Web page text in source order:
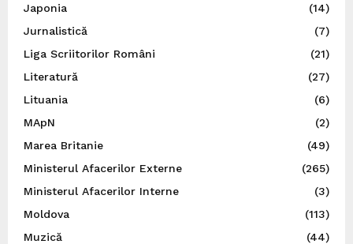
Japonia
(14)
Jurnalistică
(7)
Liga Scriitorilor Români
(21)
Literatură
(27)
Lituania
(6)
MApN
(2)
Marea Britanie
(49)
Ministerul Afacerilor Externe
(265)
Ministerul Afacerilor Interne
(3)
Moldova
(113)
Muzică
(44)